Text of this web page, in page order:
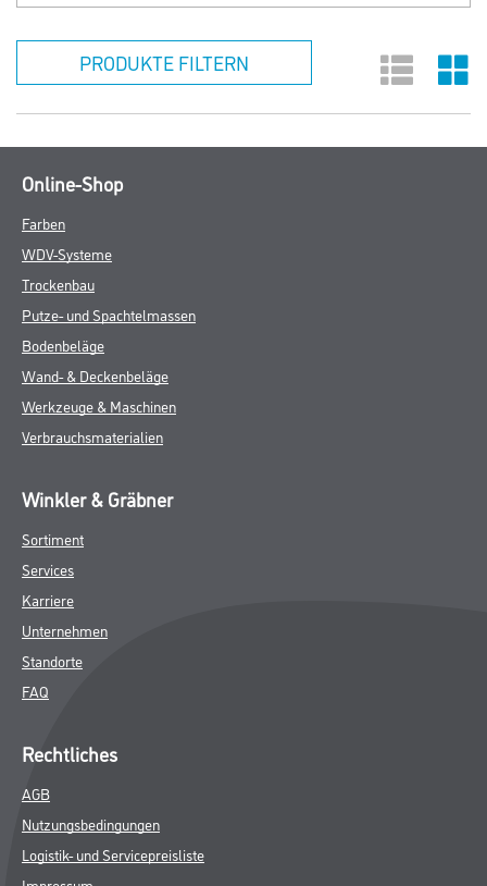
PRODUKTE FILTERN
Online-Shop
Farben
WDV-Systeme
Trockenbau
Putze- und Spachtelmassen
Bodenbeläge
Wand- & Deckenbeläge
Werkzeuge & Maschinen
Verbrauchsmaterialien
Winkler & Gräbner
Sortiment
Services
Karriere
Unternehmen
Standorte
FAQ
Rechtliches
AGB
Nutzungsbedingungen
Logistik- und Servicepreisliste